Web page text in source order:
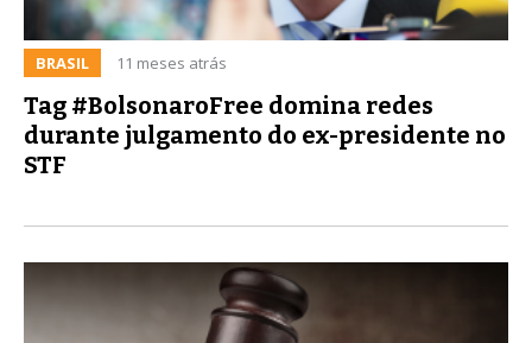
BRASIL 11 meses atrás
Tag #BolsonaroFree domina redes
durante julgamento do ex-presidente no
STF